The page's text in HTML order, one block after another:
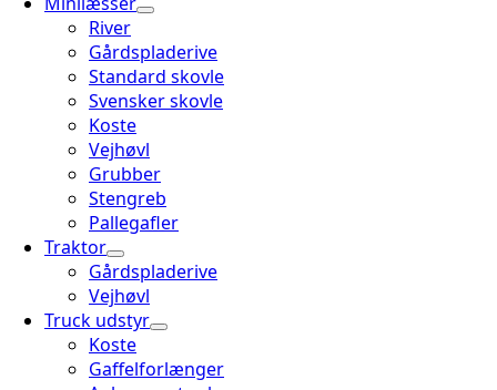
River
Gårdspladerive
Standard skovle
Svensker skovle
Koste
Vejhøvl
Grubber
Stengreb
Pallegafler
Traktor
Gårdspladerive
Vejhøvl
Truck udstyr
Koste
Gaffelforlænger